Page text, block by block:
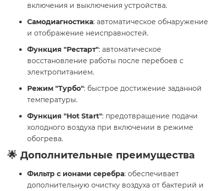
включения и выключения устройства.
Самодиагностика: автоматическое обнаружение
и отображение неисправностей.
Функция "Рестарт": автоматическое
восстановление работы после перебоев с
электропитанием.
Режим "Турбо": быстрое достижение заданной
температуры.
Функция "Hot Start": предотвращение подачи
холодного воздуха при включении в режиме
обогрева.
🌟 Дополнительные преимущества
Фильтр с ионами серебра: обеспечивает
дополнительную очистку воздуха от бактерий и